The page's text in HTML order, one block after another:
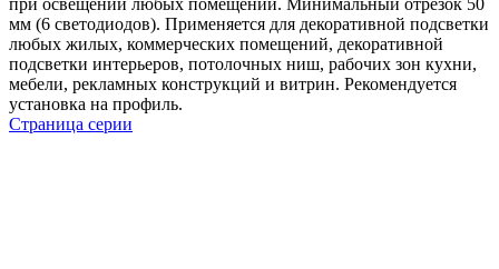
мм (6 светодиодов). Применяется для декоративной подсветки
любых жилых, коммерческих помещений, декоративной
подсветки интерьеров, потолочных ниш, рабочих зон кухни,
мебели, рекламных конструкций и витрин. Рекомендуется
установка на профиль.
Страница серии